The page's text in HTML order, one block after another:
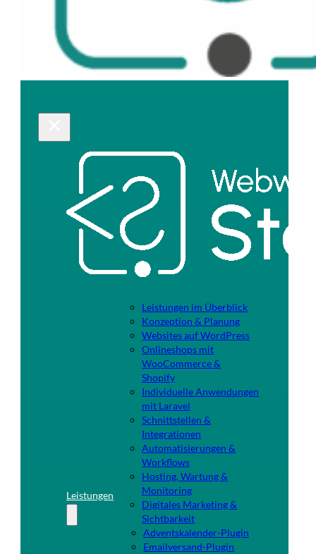
Leistungen
Leistungen im Überblick
Konzeption & Planung
Websites auf WordPress
Onlineshops mit
WooCommerce &
Shopify
Individuelle Anwendungen
mit Laravel
Schnittstellen &
Integrationen
Automatisierungen &
Workflows
Hosting, Wartung &
Monitoring
Digitales Marketing &
Sichtbarkeit
Adventskalender-Plugin
Emailversand-Plugin